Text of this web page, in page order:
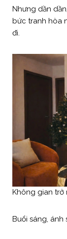
Nhưng dần
bức tranh hòa
đi.
Không gian trở
Buổi sáng, ánh